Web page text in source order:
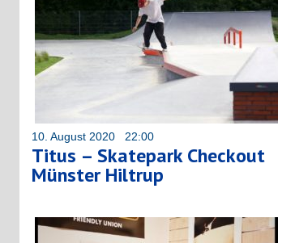
10. August 2020 22:00
Titus – Skatepark Checkout
Münster Hiltrup